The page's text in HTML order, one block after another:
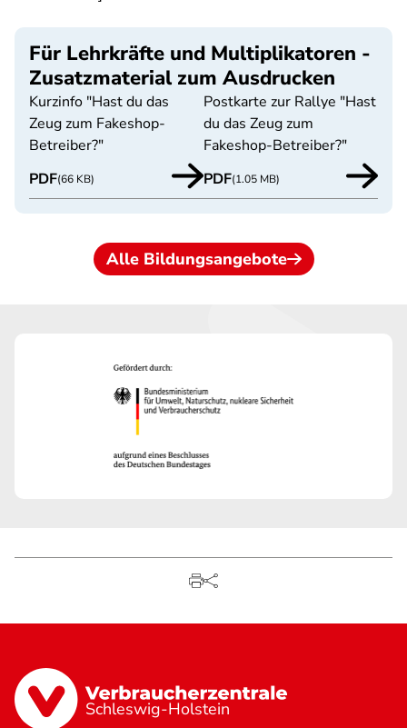
Für Lehrkräfte und Multiplikatoren -
Zusatzmaterial zum Ausdrucken
Kurzinfo "Hast du das
Zeug zum Fakeshop-
Betreiber?"
PDF(66 KB)
Postkarte zur Rallye "Hast
du das Zeug zum
Fakeshop-Betreiber?"
PDF(1.05 MB)
Alle Bildungsangebote
Schleswig-Holstein